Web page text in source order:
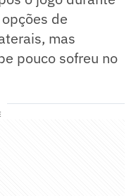
de
mas
pouco sofreu no